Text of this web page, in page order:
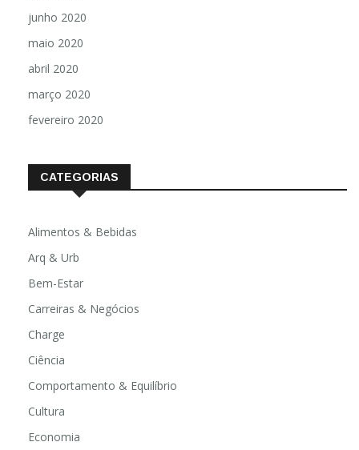
junho 2020
maio 2020
abril 2020
março 2020
fevereiro 2020
CATEGORIAS
Alimentos & Bebidas
Arq & Urb
Bem-Estar
Carreiras & Negócios
Charge
Ciência
Comportamento & Equilíbrio
Cultura
Economia